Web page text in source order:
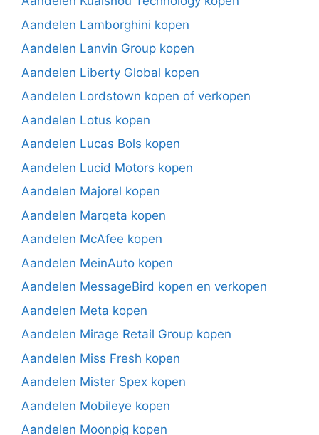
Aandelen Lamborghini kopen
Aandelen Lanvin Group kopen
Aandelen Liberty Global kopen
Aandelen Lordstown kopen of verkopen
Aandelen Lotus kopen
Aandelen Lucas Bols kopen
Aandelen Lucid Motors kopen
Aandelen Majorel kopen
Aandelen Marqeta kopen
Aandelen McAfee kopen
Aandelen MeinAuto kopen
Aandelen MessageBird kopen en verkopen
Aandelen Meta kopen
Aandelen Mirage Retail Group kopen
Aandelen Miss Fresh kopen
Aandelen Mister Spex kopen
Aandelen Mobileye kopen
Aandelen Moonpig kopen